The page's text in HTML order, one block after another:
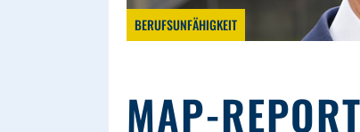
BERUFSUNFÄHIGKEIT
MAP-